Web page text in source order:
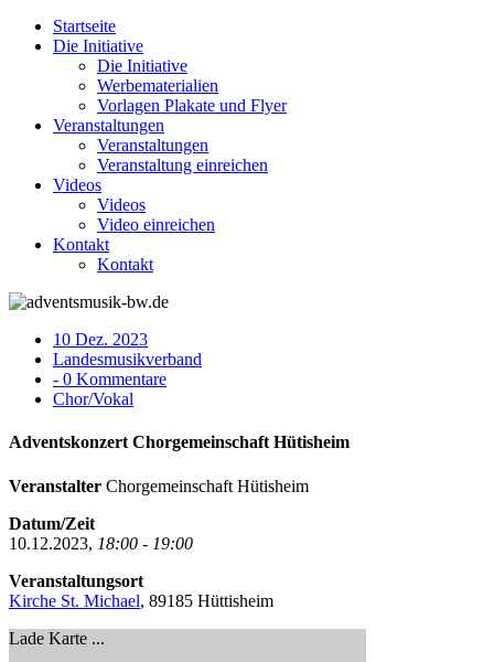
Startseite
Die Initiative
Die Initiative
Werbematerialien
Vorlagen Plakate und Flyer
Veranstaltungen
Veranstaltungen
Veranstaltung einreichen
Videos
Videos
Video einreichen
Kontakt
Kontakt
10 Dez. 2023
Landesmusikverband
- 0 Kommentare
Chor/Vokal
Adventskonzert Chorgemeinschaft Hütisheim
Veranstalter Chorgemeinschaft Hütisheim
Datum/Zeit
10.12.2023, 18:00 - 19:00
Veranstaltungsort
Kirche St. Michael, 89185 Hüttisheim
Lade Karte ...